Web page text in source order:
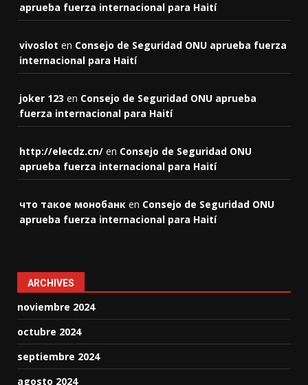
aprueba fuerza internacional para Haití
vivoslot en Consejo de Seguridad ONU aprueba fuerza
internacional para Haití
joker 123 en Consejo de Seguridad ONU aprueba
fuerza internacional para Haití
http://elecdz.cn/ en Consejo de Seguridad ONU
aprueba fuerza internacional para Haití
что такое монобанк en Consejo de Seguridad ONU
aprueba fuerza internacional para Haití
ARCHIVES
noviembre 2024
octubre 2024
septiembre 2024
agosto 2024